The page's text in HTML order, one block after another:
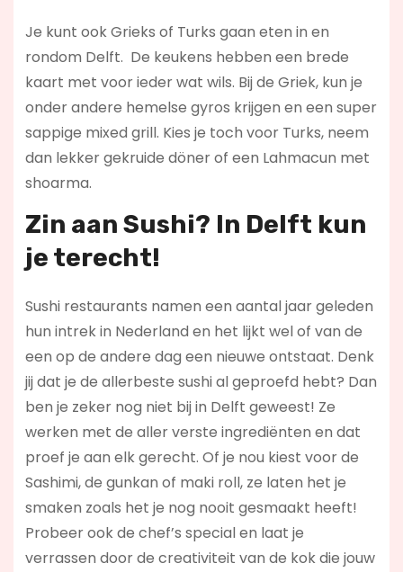
Je kunt ook Grieks of Turks gaan eten in en
rondom Delft. De keukens hebben een brede
kaart met voor ieder wat wils. Bij de Griek, kun je
onder andere hemelse gyros krijgen en een super
sappige mixed grill. Kies je toch voor Turks, neem
dan lekker gekruide döner of een Lahmacun met
shoarma.
Zin aan Sushi? In Delft kun
je terecht!
Sushi restaurants namen een aantal jaar geleden
hun intrek in Nederland en het lijkt wel of van de
een op de andere dag een nieuwe ontstaat. Denk
jij dat je de allerbeste sushi al geproefd hebt? Dan
ben je zeker nog niet bij in Delft geweest! Ze
werken met de aller verste ingrediënten en dat
proef je aan elk gerecht. Of je nou kiest voor de
Sashimi, de gunkan of maki roll, ze laten het je
smaken zoals het je nog nooit gesmaakt heeft!
Probeer ook de chef’s special en laat je
verrassen door de creativiteit van de kok die jouw